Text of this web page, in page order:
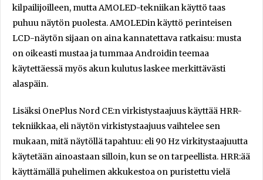
kilpailijoilleen, mutta AMOLED-tekniikan käyttö taas
puhuu näytön puolesta. AMOLEDin käyttö perinteisen
LCD-näytön sijaan on aina kannatettava ratkaisu: musta
on oikeasti mustaa ja tummaa Androidin teemaa
käytettäessä myös akun kulutus laskee merkittävästi
alaspäin.
Lisäksi OnePlus Nord CE:n virkistystaajuus käyttää HRR-
tekniikkaa, eli näytön virkistystaajuus vaihtelee sen
mukaan, mitä näytöllä tapahtuu: eli 90 Hz virkitystaajuutta
käytetään ainoastaan silloin, kun se on tarpeellista. HRR:ää
käyttämällä puhelimen akkukestoa on puristettu vielä